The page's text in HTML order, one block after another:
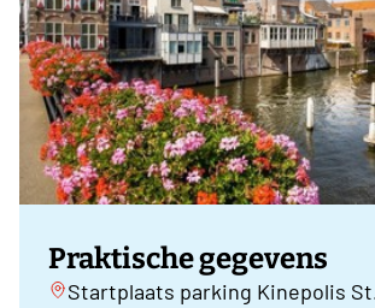
Praktische gegevens
Startplaats parking Kinepolis